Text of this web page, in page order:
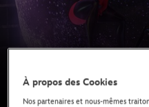
À propos des Cookies
Nos partenaires et nous-mêmes